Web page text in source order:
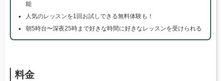
能
人気のレッスンを1回お試しできる無料体験も！
朝5時台〜深夜25時まで好きな時間に好きなレッスンを受けられる
料金